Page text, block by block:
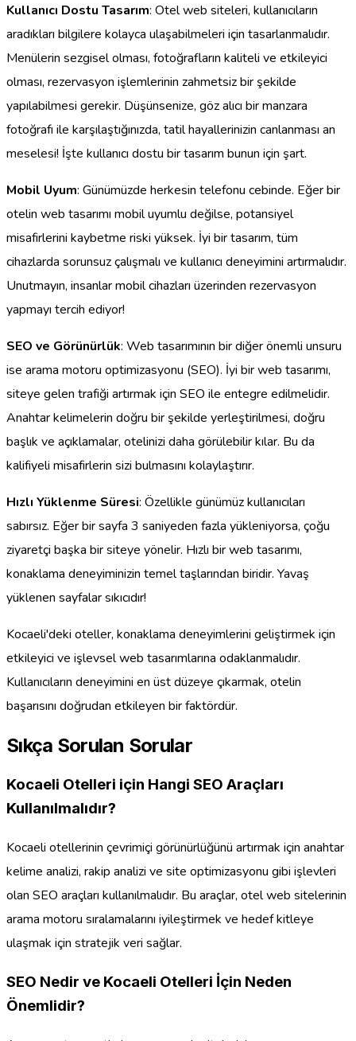
Kullanıcı Dostu Tasarım: Otel web siteleri, kullanıcıların
aradıkları bilgilere kolayca ulaşabilmeleri için tasarlanmalıdır.
Menülerin sezgisel olması, fotoğrafların kaliteli ve etkileyici
olması, rezervasyon işlemlerinin zahmetsiz bir şekilde
yapılabilmesi gerekir. Düşünsenize, göz alıcı bir manzara
fotoğrafı ile karşılaştığınızda, tatil hayallerinizin canlanması an
meselesi! İşte kullanıcı dostu bir tasarım bunun için şart.
Mobil Uyum: Günümüzde herkesin telefonu cebinde. Eğer bir
otelin web tasarımı mobil uyumlu değilse, potansiyel
misafirlerini kaybetme riski yüksek. İyi bir tasarım, tüm
cihazlarda sorunsuz çalışmalı ve kullanıcı deneyimini artırmalıdır.
Unutmayın, insanlar mobil cihazları üzerinden rezervasyon
yapmayı tercih ediyor!
SEO ve Görünürlük: Web tasarımının bir diğer önemli unsuru
ise arama motoru optimizasyonu (SEO). İyi bir web tasarımı,
siteye gelen trafiği artırmak için SEO ile entegre edilmelidir.
Anahtar kelimelerin doğru bir şekilde yerleştirilmesi, doğru
başlık ve açıklamalar, otelinizi daha görülebilir kılar. Bu da
kalifiyeli misafirlerin sizi bulmasını kolaylaştırır.
Hızlı Yüklenme Süresi: Özellikle günümüz kullanıcıları
sabırsız. Eğer bir sayfa 3 saniyeden fazla yükleniyorsa, çoğu
ziyaretçi başka bir siteye yönelir. Hızlı bir web tasarımı,
konaklama deneyiminizin temel taşlarından biridir. Yavaş
yüklenen sayfalar sıkıcıdır!
Kocaeli'deki oteller, konaklama deneyimlerini geliştirmek için
etkileyici ve işlevsel web tasarımlarına odaklanmalıdır.
Kullanıcıların deneyimini en üst düzeye çıkarmak, otelin
başarısını doğrudan etkileyen bir faktördür.
Sıkça Sorulan Sorular
Kocaeli Otelleri için Hangi SEO Araçları
Kullanılmalıdır?
Kocaeli otellerinin çevrimiçi görünürlüğünü artırmak için anahtar
kelime analizi, rakip analizi ve site optimizasyonu gibi işlevleri
olan SEO araçları kullanılmalıdır. Bu araçlar, otel web sitelerinin
arama motoru sıralamalarını iyileştirmek ve hedef kitleye
ulaşmak için stratejik veri sağlar.
SEO Nedir ve Kocaeli Otelleri İçin Neden
Önemlidir?